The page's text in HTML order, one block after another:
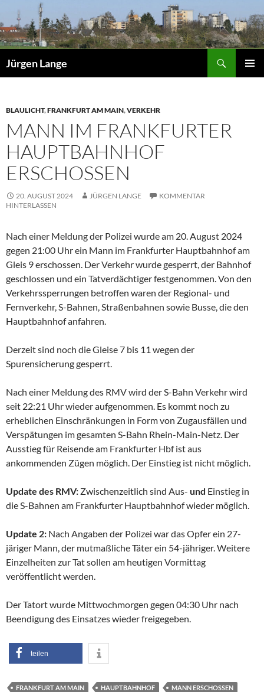
Inhalt
springen
Jürgen Lange
BLAULICHT,FRANKFURT AM MAIN,VERKEHR
MANN IM FRANKFURTER
HAUPTBAHNHOF
ERSCHOSSEN
20. AUGUST 2024 JÜRGEN LANGE
KOMMENTAR
HINTERLASSEN
Nach einer Meldung der Polizei wurde am 20. August 2024
gegen 21:00 Uhr ein Mann im Frankfurter Hauptbahnhof am
Gleis 9 erschossen. Der Verkehr wurde gesperrt, der Bahnhof
geschlossen und ein Tatverdächtiger festgenommen. Von den
Verkehrssperrungen betroffen waren der Regional- und
Fernverkehr, S-Bahnen, Straßenbahnen sowie Busse, die den
Hauptbahnhof anfahren.
Derzeit sind noch die Gleise 7 bis 11 wegen der
Spurensicherung gesperrt.
Nach einer Meldung des RMV wird der S-Bahn Verkehr wird
seit 22:21 Uhr wieder aufgenommen. Es kommt noch zu
erheblichen Einschränkungen in Form von Zugausfällen und
Verspätungen im gesamten S-Bahn Rhein-Main-Netz. Der
Ausstieg für Reisende am Frankfurter Hbf ist aus
ankommenden Zügen möglich. Der Einstieg ist nicht möglich.
Update des RMV: Zwischenzeitlich sind Aus- und Einstieg in
die S-Bahnen am Frankfurter Hauptbahnhof wieder möglich.
Update 2: Nach Angaben der Polizei war das Opfer ein 27-
järiger Mann, der mutmaßliche Täter ein 54-jähriger. Weitere
Einzelheiten zur Tat sollen am heutigen Vormittag
veröffentlicht werden.
Der Tatort wurde Mittwochmorgen gegen 04:30 Uhr nach
Beendigung des Einsatzes wieder freigegeben.
teilen
FRANKFURT AM MAIN HAUPTBAHNHOF
MANN ERSCHOSSEN